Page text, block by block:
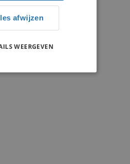
afwijzen
WEERGEVEN